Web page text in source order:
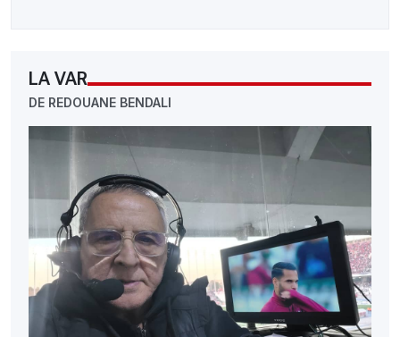
LA VAR
DE REDOUANE BENDALI